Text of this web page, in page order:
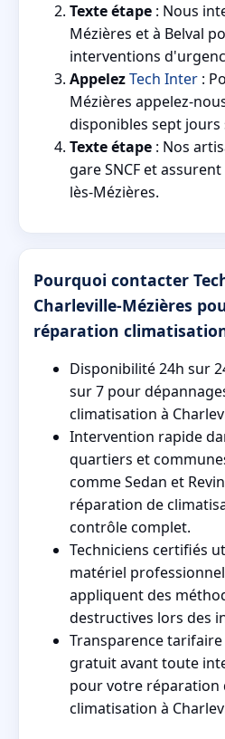
Texte étape : Nous
Mézières et à Belval
interventions
AppelezTech Inter :
Mézières appelez-
disponibles sept jours
Texte étape : Nos
gare SNCF et
lès-Mézières.
Pourquoi contacter
Charleville-Mézières
réparation
Disponibilité 24h sur
sur 7 pour
climatisation à
Intervention rapide
quartiers et
comme Sedan et
réparation de
contrôle complet.
Techniciens certifiés
matériel
appliquent des
destructives lors des
Transparence tarifaire
gratuit avant toute
pour votre réparation
climatisation à